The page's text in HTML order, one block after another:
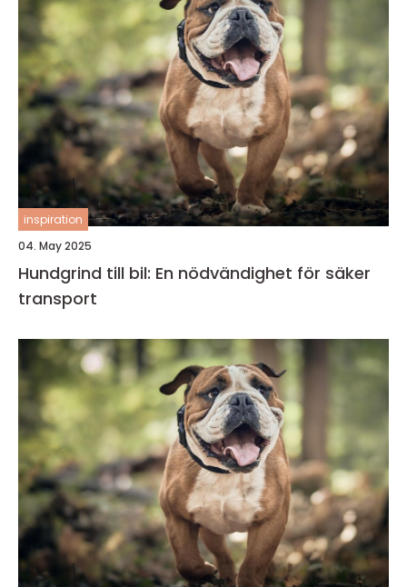
inspiration
04. May 2025
Hundgrind till bil: En nödvändighet för säker
transport